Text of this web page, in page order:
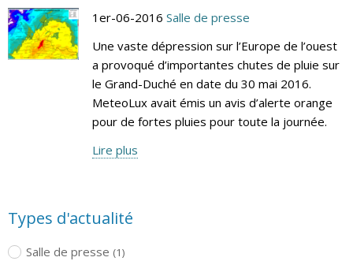
1er-06-2016 Salle de presse
Une vaste dépression sur l’Europe de l’ouest
a provoqué d’importantes chutes de pluie sur
le Grand-Duché en date du 30 mai 2016.
MeteoLux avait émis un avis d’alerte orange
pour de fortes pluies pour toute la journée.
Lire plus
Types d'actualité
Salle de presse (1)